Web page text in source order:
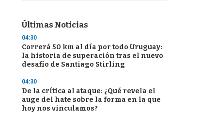
Últimas Noticias
04:30
Correrá 50 km al día por todo Uruguay:
la historia de superación tras el nuevo
desafío de Santiago Stirling
04:30
De la crítica al ataque: ¿Qué revela el
auge del hate sobre la forma en la que
hoy nos vinculamos?